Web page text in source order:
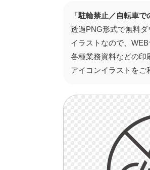
「駐輪禁止／自転車で
透過PNG形式で無料
イラストなので、
各種業務資料などの印
アイコンイラストをご